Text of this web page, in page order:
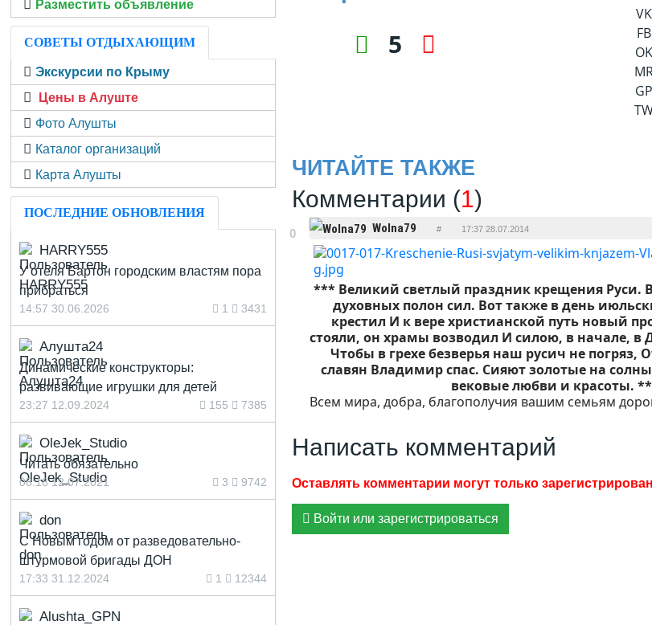
5
VK
FB
OK
GP
ЧИТАЙТЕ ТАКЖЕ
Комментарии (1)
0 Wolna79 # 17:37 28.07.2014
*** Великий светлый праздник крещения Руси.
духовных полон сил. Вот также в день
крестил И к вере христианской путь новый
стояли, он храмы возводил И силою, в начале, в
Чтобы в грехе безверья наш русич не погряз,
славян Владимир спас. Сияют золотые на
вековые любви и красоты.
Всем мира, добра, благополучия вашим семьям
Написать комментарий
Войти или зарегистрироваться
Разместить объявление
СОВЕТЫ ОТДЫХАЮЩИМ
Экскурсии по Крыму
Цены в Алуште
Фото Алушты
Каталог организаций
Карта Алушты
ПОСЛЕДНИЕ ОБНОВЛЕНИЯ
HARRY555
У отеля Бартон городским властям пора
прибраться
14:57 30.06.2026 1 3431
Алушта24
Динамические конструкторы:
развивающие игрушки для детей
23:27 12.09.2024 155 7385
OleJek_Studio
Читать обязательно
08:18 12.07.2021 3 9742
don
С Новым годом от разведовательно-
штурмовой бригады ДОН
17:33 31.12.2024 1 12344
Alushta_GPN